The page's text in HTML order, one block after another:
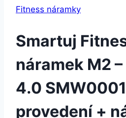
Fitness náramky
Smartuj
náramek M2
4.0
provedení +